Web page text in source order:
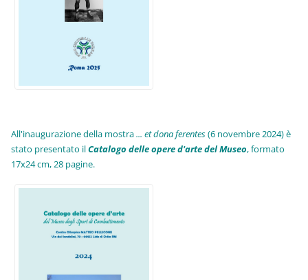
All'inaugurazione della mostra... et dona ferentes(6 novembre 2024) è
stato presentato ilCatalogo delle opere d'arte del Museo, formato
17x24 cm, 28 pagine.